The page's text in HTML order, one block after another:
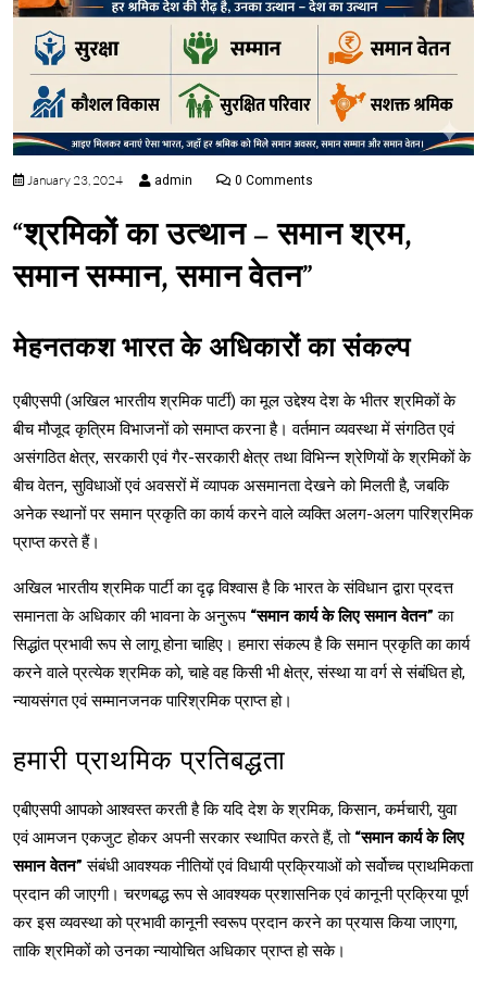
January 23, 2024 admin 0 Comments
“श्रमिकों का उत्थान – समान श्रम,
समान सम्मान, समान वेतन”
मेहनतकश भारत के अधिकारों का संकल्प
एबीएसपी (अखिल भारतीय श्रमिक पार्टी) का मूल उद्देश्य देश के भीतर श्रमिकों के
बीच मौजूद कृत्रिम विभाजनों को समाप्त करना है। वर्तमान व्यवस्था में संगठित एवं
असंगठित क्षेत्र, सरकारी एवं गैर-सरकारी क्षेत्र तथा विभिन्न श्रेणियों के श्रमिकों के
बीच वेतन, सुविधाओं एवं अवसरों में व्यापक असमानता देखने को मिलती है, जबकि
अनेक स्थानों पर समान प्रकृति का कार्य करने वाले व्यक्ति अलग-अलग पारिश्रमिक
प्राप्त करते हैं।
अखिल भारतीय श्रमिक पार्टी का दृढ़ विश्वास है कि भारत के संविधान द्वारा प्रदत्त
समानता के अधिकार की भावना के अनुरूप “समान कार्य के लिए समान वेतन” का
सिद्धांत प्रभावी रूप से लागू होना चाहिए। हमारा संकल्प है कि समान प्रकृति का कार्य
करने वाले प्रत्येक श्रमिक को, चाहे वह किसी भी क्षेत्र, संस्था या वर्ग से संबंधित हो,
न्यायसंगत एवं सम्मानजनक पारिश्रमिक प्राप्त हो।
हमारी प्राथमिक प्रतिबद्धता
एबीएसपी आपको आश्वस्त करती है कि यदि देश के श्रमिक, किसान, कर्मचारी, युवा
एवं आमजन एकजुट होकर अपनी सरकार स्थापित करते हैं, तो “समान कार्य के लिए
समान वेतन” संबंधी आवश्यक नीतियों एवं विधायी प्रक्रियाओं को सर्वोच्च प्राथमिकता
प्रदान की जाएगी। चरणबद्ध रूप से आवश्यक प्रशासनिक एवं कानूनी प्रक्रिया पूर्ण
कर इस व्यवस्था को प्रभावी कानूनी स्वरूप प्रदान करने का प्रयास किया जाएगा,
ताकि श्रमिकों को उनका न्यायोचित अधिकार प्राप्त हो सके।